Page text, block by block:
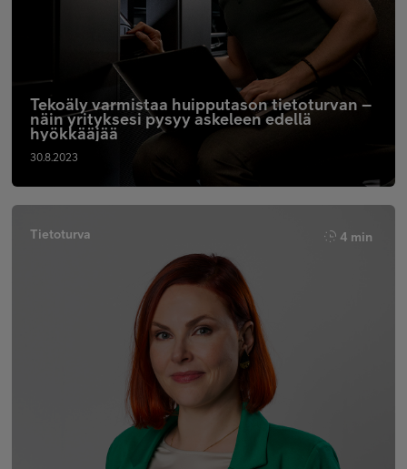
Tekoäly varmistaa huipputason tietoturvan –
näin yrityksesi pysyy askeleen edellä
hyökkääjää
30.8.2023
Tietoturva 4 min